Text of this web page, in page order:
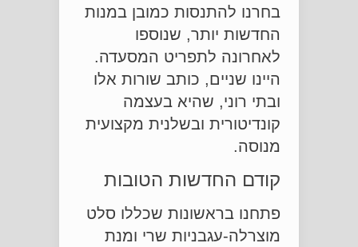
בחרנו להתנסות כמובן במנות
החדשות יותר, שנוספו
לאחרונה לתפריט המסעדה.
היינו שניים, כותב שורות אלו
ובתי רוני, שהיא בעצמה
קונדיטורית ובשלנית מקצועית
מנוסה.
קודם החדשות הטובות
פתחנו בראשונות שכללו סלט
מוצרלה-עגבניות שרי ומנת